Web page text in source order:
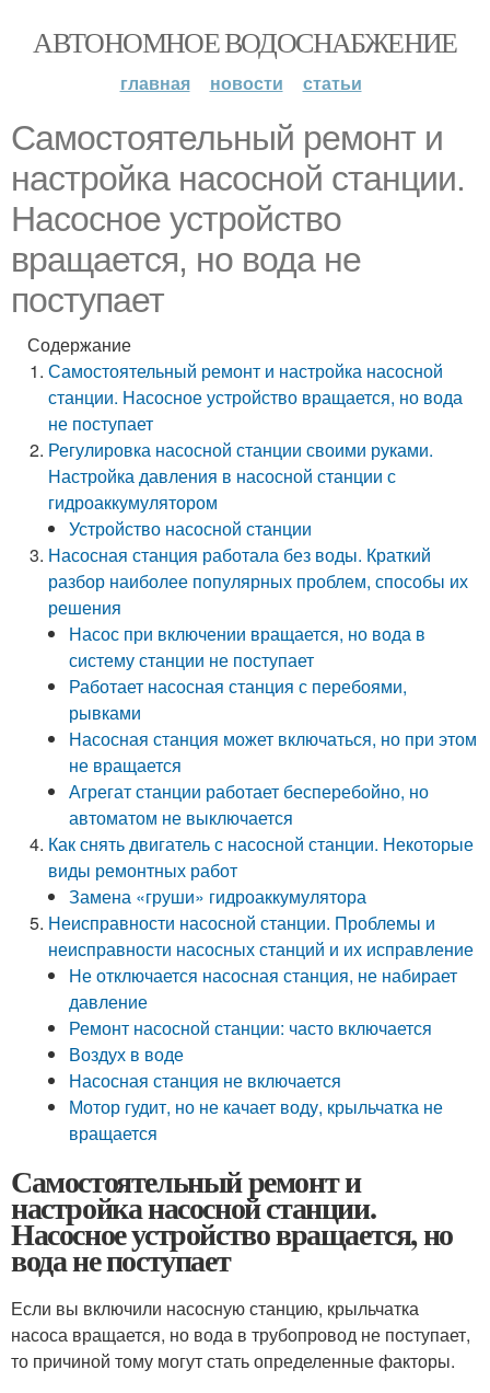
АВТОНОМНОЕ ВОДОСНАБЖЕНИЕ
главная новости статьи
Самостоятельный ремонт и
настройка насосной станции.
Насосное устройство
вращается, но вода не
поступает
Содержание
Самостоятельный ремонт и настройка насосной
станции. Насосное устройство вращается, но вода
не поступает
Регулировка насосной станции своими руками.
Настройка давления в насосной станции с
гидроаккумулятором
Устройство насосной станции
Насосная станция работала без воды. Краткий
разбор наиболее популярных проблем, способы их
решения
Насос при включении вращается, но вода в
систему станции не поступает
Работает насосная станция с перебоями,
рывками
Насосная станция может включаться, но при этом
не вращается
Агрегат станции работает бесперебойно, но
автоматом не выключается
Как снять двигатель с насосной станции. Некоторые
виды ремонтных работ
Замена «груши» гидроаккумулятора
Неисправности насосной станции. Проблемы и
неисправности насосных станций и их исправление
Не отключается насосная станция, не набирает
давление
Ремонт насосной станции: часто включается
Воздух в воде
Насосная станция не включается
Мотор гудит, но не качает воду, крыльчатка не
вращается
Самостоятельный ремонт и
настройка насосной станции.
Насосное устройство вращается, но
вода не поступает
Если вы включили насосную станцию, крыльчатка
насоса вращается, но вода в трубопровод не поступает,
то причиной тому могут стать определенные факторы.